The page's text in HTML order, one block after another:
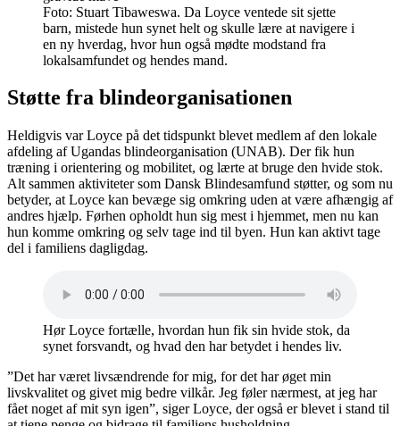
Foto: Stuart Tibaweswa. Da Loyce ventede sit sjette
barn, mistede hun synet helt og skulle lære at navigere i
en ny hverdag, hvor hun også mødte modstand fra
lokalsamfundet og hendes mand.
Støtte fra blindeorganisationen
Heldigvis var Loyce på det tidspunkt blevet medlem af den lokale
afdeling af Ugandas blindeorganisation (UNAB). Der fik hun
træning i orientering og mobilitet, og lærte at bruge den hvide stok.
Alt sammen aktiviteter som Dansk Blindesamfund støtter, og som nu
betyder, at Loyce kan bevæge sig omkring uden at være afhængig af
andres hjælp. Førhen opholdt hun sig mest i hjemmet, men nu kan
hun komme omkring og selv tage ind til byen. Hun kan aktivt tage
del i familiens dagligdag.
Hør Loyce fortælle, hvordan hun fik sin hvide stok, da
synet forsvandt, og hvad den har betydet i hendes liv.
”Det har været livsændrende for mig, for det har øget min
livskvalitet og givet mig bedre vilkår. Jeg føler nærmest, at jeg har
fået noget af mit syn igen”, siger Loyce, der også er blevet i stand til